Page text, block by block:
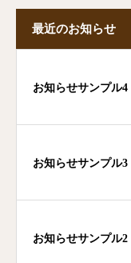
最近のお知らせ
お知らせサンプル4
お知らせサンプル3
お知らせサンプル2